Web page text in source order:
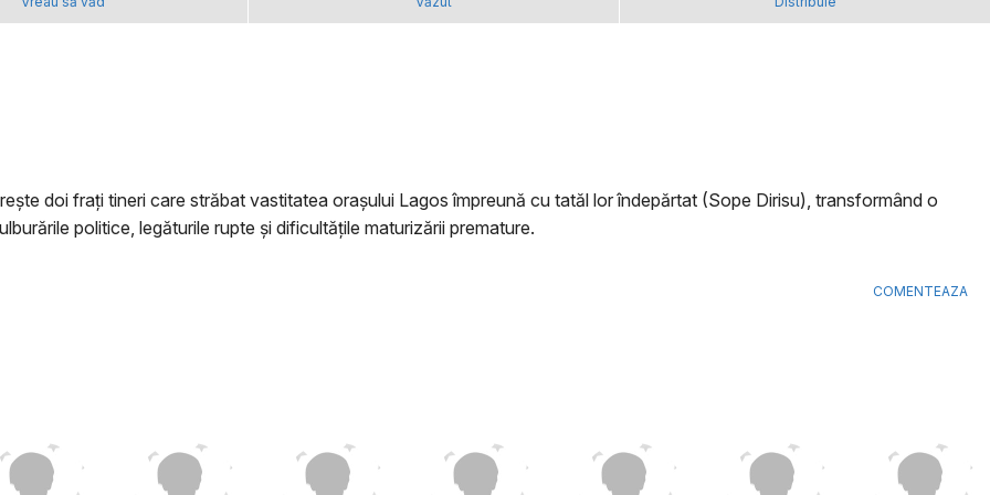
doi frați tineri care străbat vastitatea orașului Lagos împreună cu tatăl lor îndepărtat (Sope Dirisu), transformând o
politice, legăturile rupte și dificultățile maturizării premature.
COMENTEAZA